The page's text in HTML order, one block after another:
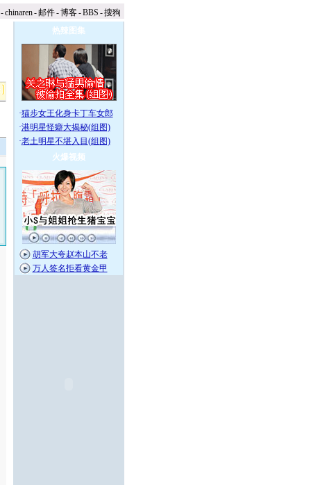
-chinaren-邮件-博客-BBS -搜狗
热辣图集
·猫步女王化身卡丁车女郎
·港明星怪癖大揭秘(组图)
·老土明星不堪入目(组图)
火爆视频
胡军大夸赵本山不老
万人签名拒看黄金甲